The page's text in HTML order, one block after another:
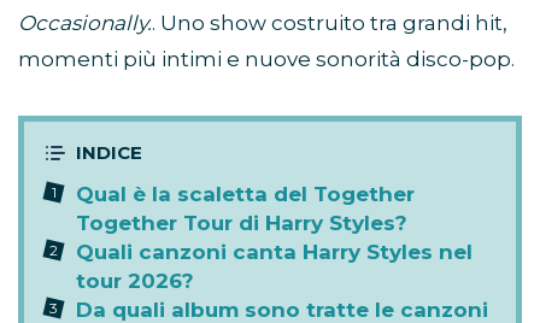
Occasionally.. Uno show costruito tra grandi hit,
momenti più intimi e nuove sonorità disco-pop.
Qual è la scaletta del Together
Together Tour di Harry Styles?
Quali canzoni canta Harry Styles nel
tour 2026?
Da quali album sono tratte le canzoni